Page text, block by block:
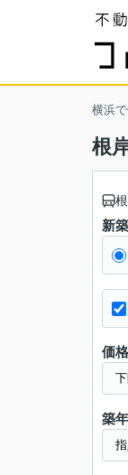
横浜
根
新
価格
築